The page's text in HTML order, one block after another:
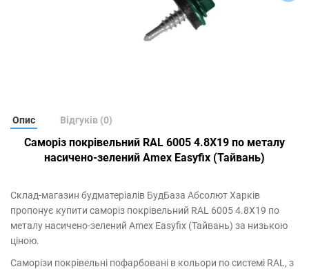
Опис Відгуків (0)
Саморіз покрівельний RAL 6005 4.8Х19 по металу
насичено-зелений Amex Easyfix (Тайвань)
Склад-магазин будматеріалів БудБаза Абсолют Харків
пропонує купити саморіз покрівельний RAL 6005 4.8Х19 по
металу насичено-зелений Amex Easyfix (Тайвань) за низькою
ціною.
Саморізи покрівельні пофарбовані в кольори по системі RAL, з